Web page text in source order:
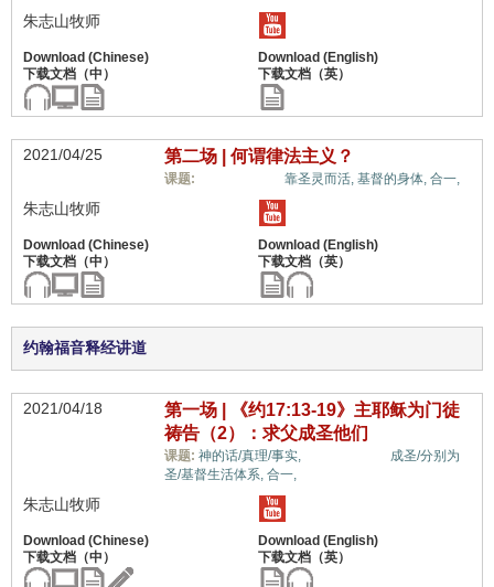
朱志山牧师
2021/04/25 第二场 | 何谓律法主义？
课题: 靠圣灵而活, 基督的身体, 合一,
朱志山牧师
约翰福音释经讲道
2021/04/18
第一场 | 《约17:13-19》主耶稣为门徒
祷告（2）：求父成圣他们
课题: 神的话/真理/事实,
成圣/分别为
圣/基督生活体系, 合一,
朱志山牧师